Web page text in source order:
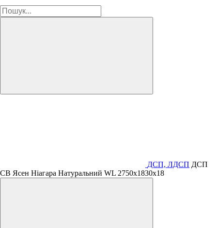
ДСП, ЛДСП ДСП
СВ Ясен Ніагара Натуральний WL 2750х1830х18